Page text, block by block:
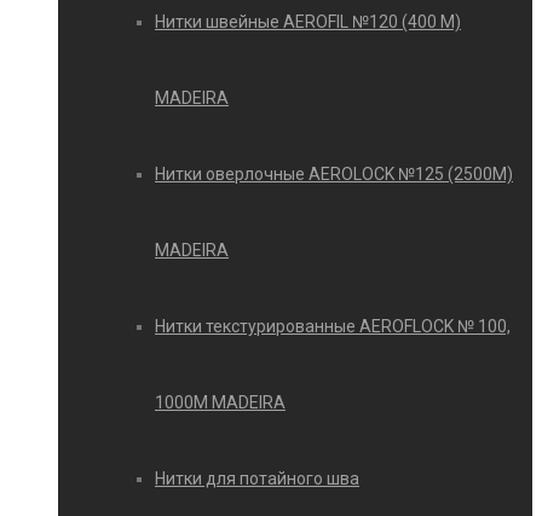
Нитки швейные AEROFIL №120 (400 М)
MADEIRA
Нитки оверлочные AEROLOCK №125 (2500М)
MADEIRA
Нитки текстурированные AEROFLOCK № 100,
1000М MADEIRA
Нитки для потайного шва